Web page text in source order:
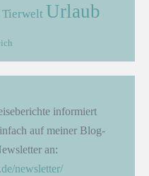
Tierwelt Urlaub
informiert
auf meiner Blog-
an:
newsletter/